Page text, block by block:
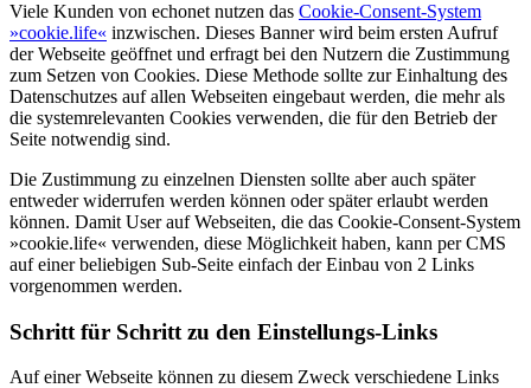
Viele Kunden von echonet nutzen das Cookie-Consent-System
»cookie.life« inzwischen. Dieses Banner wird beim ersten Aufruf
der Webseite geöffnet und erfragt bei den Nutzern die Zustimmung
zum Setzen von Cookies. Diese Methode sollte zur Einhaltung des
Datenschutzes auf allen Webseiten eingebaut werden, die mehr als
die systemrelevanten Cookies verwenden, die für den Betrieb der
Seite notwendig sind.
Die Zustimmung zu einzelnen Diensten sollte aber auch später
entweder widerrufen werden können oder später erlaubt werden
können. Damit User auf Webseiten, die das Cookie-Consent-System
»cookie.life« verwenden, diese Möglichkeit haben, kann per CMS
auf einer beliebigen Sub-Seite einfach der Einbau von 2 Links
vorgenommen werden.
Schritt für Schritt zu den Einstellungs-Links
Auf einer Webseite können zu diesem Zweck verschiedene Links